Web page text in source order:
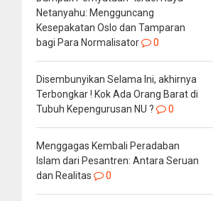
Netanyahu: Mengguncang
Kesepakatan Oslo dan Tamparan
bagi Para Normalisator
0
Disembunyikan Selama Ini, akhirnya
Terbongkar ! Kok Ada Orang Barat di
Tubuh Kepengurusan NU ?
0
Menggagas Kembali Peradaban
Islam dari Pesantren: Antara Seruan
dan Realitas
0